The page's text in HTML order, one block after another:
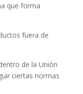
que forma
fuera de
de la Unión
ciertas normas